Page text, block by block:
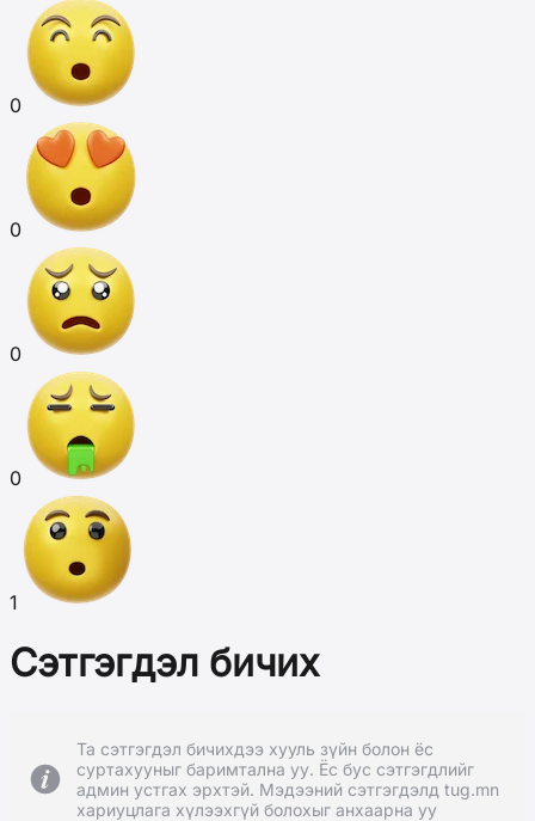
0
0
0
0
1
Сэтгэгдэл бичих
Та сэтгэгдэл бичихдээ хууль зүйн болон ёс
суртахууныг баримтална уу. Ёс бус сэтгэгдлийг
админ устгах эрхтэй. Мэдээний сэтгэгдэлд tug.mn
хариуцлага хүлээхгүй болохыг анхаарна уу